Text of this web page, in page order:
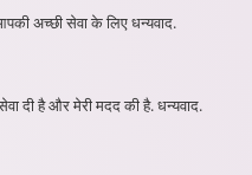
अच्छी सेवा के लिए धन्यवाद.
दी है और मेरी मदद की है. धन्यवाद.